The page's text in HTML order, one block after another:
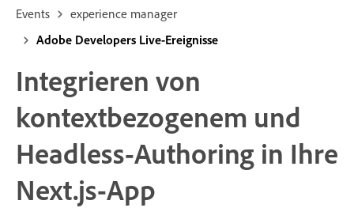
Events
experience manager
Adobe Developers Live-Ereignisse
Integrieren von
kontextbezogenem und
Headless-Authoring in Ihre
Next.js-App